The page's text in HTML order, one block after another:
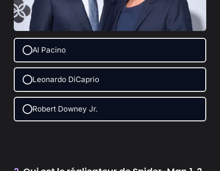
Al Pacino
Leonardo DiCaprio
Robert Downey Jr.